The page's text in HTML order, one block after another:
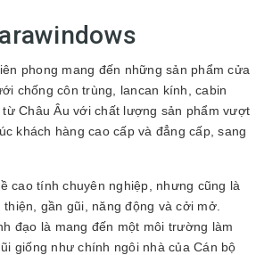
phong mang đến những sản phẩm cửa
chống côn trùng, lancan kính, cabin
Châu Âu với chất lượng sản phẩm vượt
khách hàng cao cấp và đẳng cấp, sang
cao tính chuyên nghiệp, nhưng cũng là
gần gũi, năng động và cởi mở.
đạo là mang đến một môi trường làm
giống như chính ngôi nhà của Cán bộ